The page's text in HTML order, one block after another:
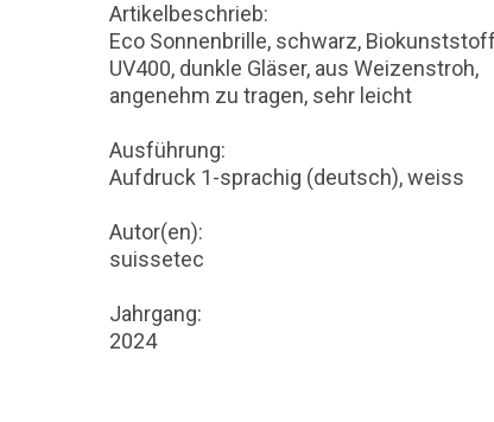
Artikelbeschrieb:
Eco Sonnenbrille, schwarz, Biokunststoff
UV400, dunkle Gläser, aus Weizenstroh,
angenehm zu tragen, sehr leicht
Ausführung:
Aufdruck 1-sprachig (deutsch), weiss
Autor(en):
suissetec
Jahrgang:
2024